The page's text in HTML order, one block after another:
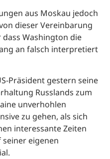
aus Moskau jedoch
dieser Vereinbarung
Washington die
an falsch interpretiert
Präsident gestern seine
Russlands zum
unverhohlen
zu gehen, als sich
interessante Zeiten
seiner eigenen